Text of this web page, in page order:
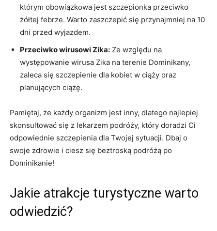
którym ⁢obowiązkowa jest szczepionka przeciwko
żółtej febrze. Warto zaszczepić się przynajmniej na 10‌
dni przed wyjazdem.
Przeciwko wirusowi​ Zika: Ze względu ⁤na
występowanie wirusa Zika na terenie Dominikany,
zaleca się szczepienie dla kobiet w ciąży oraz
planujących⁣ ciążę.
Pamiętaj, że każdy organizm jest inny, ‍dlatego najlepiej
⁢skonsultować się ‌z lekarzem podróży, który doradzi Ci
odpowiednie szczepienia dla Twojej ‌sytuacji. Dbaj ‍o
swoje zdrowie i ciesz się ​beztroską podróżą⁤ po⁤
Dominikanie!
Jakie atrakcje turystyczne warto
odwiedzić?